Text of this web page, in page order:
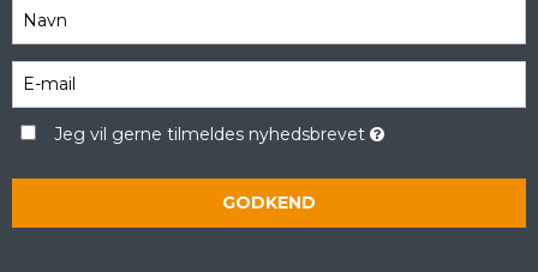
Jeg vil gerne tilmeldes nyhedsbrevet
GODKEND